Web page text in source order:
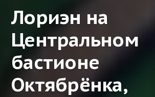
Лориэн на
Центральном
бастионе
Октябрёнка,